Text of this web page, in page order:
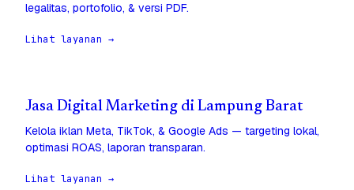
legalitas, portofolio, & versi PDF.
Lihat layanan →
Jasa Digital Marketing di Lampung Barat
Kelola iklan Meta, TikTok, & Google Ads — targeting lokal,
optimasi ROAS, laporan transparan.
Lihat layanan →